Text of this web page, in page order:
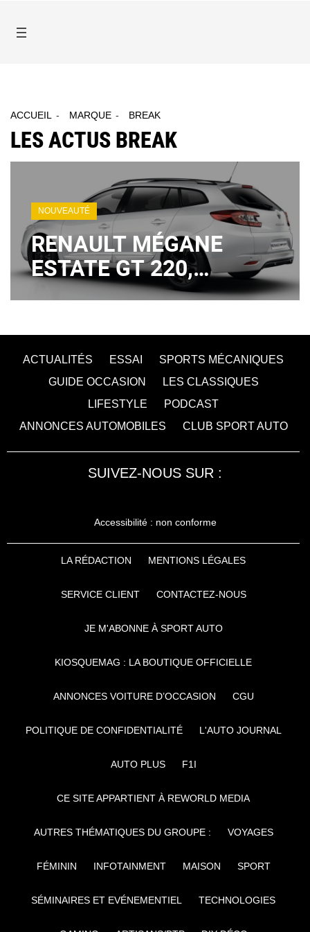
ACCUEIL MARQUE BREAK
LES ACTUS BREAK
NOUVEAUTÉ
RENAULT MÉGANE
ESTATE GT 220,
POURQUOI PAS ?
ACTUALITÉS ESSAI
SPORTS MÉCANIQUES
GUIDE OCCASION
LES CLASSIQUES
LIFESTYLE
PODCAST
ANNONCES AUTOMOBILES
CLUB SPORT AUTO
SUIVEZ-NOUS SUR :
Accessibilité : non conforme
LA RÉDACTION MENTIONS LÉGALES
SERVICE CLIENT CONTACTEZ-NOUS
JE M'ABONNE À SPORT AUTO
KIOSQUEMAG : LA BOUTIQUE OFFICIELLE
ANNONCES VOITURE D’OCCASION CGU
POLITIQUE DE CONFIDENTIALITÉ L'AUTO JOURNAL
AUTO PLUS F1I
CE SITE APPARTIENT À REWORLD MEDIA
AUTRES THÉMATIQUES DU GROUPE : VOYAGES
FÉMININ INFOTAINMENT MAISON SPORT
SÉMINAIRES ET EVÉNEMENTIEL TECHNOLOGIES